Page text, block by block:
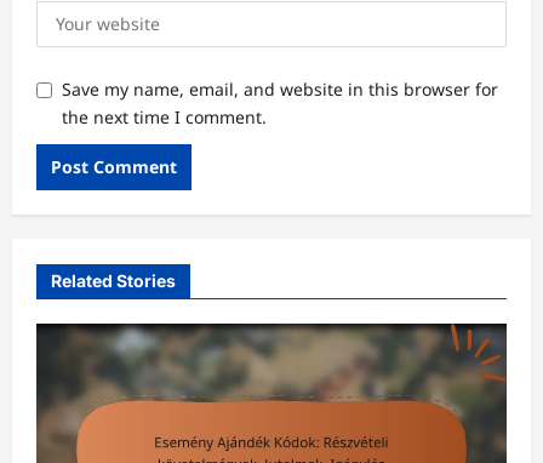
Save my name, email, and website in this browser for
the next time I comment.
Related Stories